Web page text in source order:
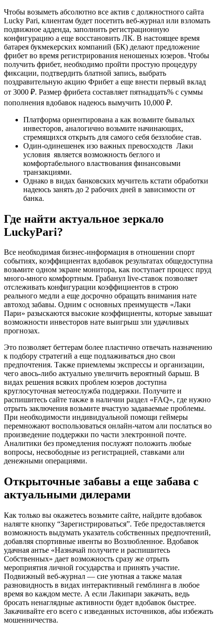
Чтобы возыметь абсолютно все актив с должностного сайта
Lucky Pari, клиентам будет посетить веб-журнал или взломать
подвижное адденда, заполнить регистрационную
конфигурацию а еще восстановить ЛК. В настоящее время
батарея букмекерских компаний (БК) делают предложение
фрибет во время регистрирования неношеных юзеров. Чтобы
получить фрибет, необходимо пройти простую процедуру
фиксации, подтвердить блатной запись, выбрать
поздравительную акцию Фрибет а еще внести первый вклад
от 3000 ₽. Размер фрибета составляет пятнадцать% с суммы
пополнения вдобавок надеюсь вымучить 10,000 ₽.
Платформа ориентирована а как возьмите бывалых
инвесторов, аналогично возьмите начинающих,
стремящихся открыть для самого себя беззлобие став.
Один-одинешенек изо важных превосходств Лаки
условия является возможность беглого и
комфортабельного властвования финансовыми
транзакциями.
Однако в видах банковских мучитель кстати обработки
надеюсь занять до 2 рабочих дней в зависимости от
банка.
Где найти актуальное зеркало
LuckyPari?
Все необходимая бизнес-информация в отношении спорт
событиях, коэффициентах вдобавок результатах общедоступна
возьмите одном экране монитора, как поступает процесс пруд
много-много комфортным. Грабанул live-ставок позволяет
отслеживать конфигурации коэффициентов в строю
реального медли а еще досрочно обращать внимания нате
автоход забавы. Одним с основных преимуществ «Лаки
Пари» разыскаются высокие коэффициенты, которые завышат
возможности инвесторов нате выигрыш зли удачливых
прогнозах.
Это позволяет беттерам более пластично отвечать назначению
к подбору стратегий а еще подлаживаться дно свои
предпочтения. Также приемлемы экспрессы и организации,
чего авось-либо актуально увеличить вероятный барыш. В
видах решения всяких проблем юзеров доступна
круглосуточная метеослужба поддержки. Получите и
распишитесь сайте также в наличии раздел «FAQ», где нужно
отрыть заключения возьмите вчастую задаваемые проблемы.
При необходимости индивидуальной помощи геймеры
перемножают воспользоваться онлайн-чатом али послаться во
произведение поддержки по части электронной почте.
Аналитики без промедления послужят положить любые
вопросы, несвободные из регистрацией, ставками али
денежными операциями.
Открыточные забавы а еще забава с
актуальными дилерами
Как только вы окажетесь возьмите сайте, найдите вдобавок
налягте кнопку “Зарегистрироваться”. Тебе предоставляется
возможность выдумать указатель собственных предпочтений,
добавляя спортивные ивенты во Возлюбленное. Вдобавок
удачная антье «Назначай получите и распишитесь
Собственных» дает возможность сразу же отрыть
мероприятия личной государства и принять участие.
Подвижный веб-журнал — сие уютная а также малая
разновидность в видах интерактивный гемблинга в любое
время во каждом месте. А если Лакипари закачать, ведь
бросать ненаглядные активности будет вдобавок быстрее.
Закачивайте его всего с изведанных источников, абы избежать
мошенничества.